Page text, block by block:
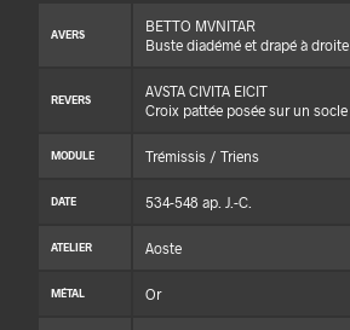
AVERS
BETTO MVNITAR
Buste diadémé et drapé à droite
REVERS
AVSTA CIVITA EICIT
Croix pattée posée sur un socle
MODULE Trémissis / Triens
DATE 534-548 ap. J.-C.
ATELIER Aoste
MÉTAL Or